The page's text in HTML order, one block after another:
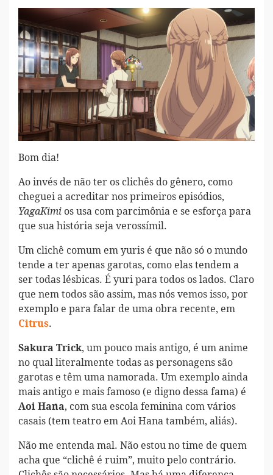
Bom dia!
Ao invés de não ter os clichês do gênero, como
cheguei a acreditar nos primeiros episódios,
YagaKimi os usa com parcimônia e se esforça para
que sua história seja verossímil.
Um clichê comum em yuris é que não só o mundo
tende a ter apenas garotas, como elas tendem a
ser todas lésbicas. É yuri para todos os lados. Claro
que nem todos são assim, mas nós vemos isso, por
exemplo e para falar de uma obra recente, em
Citrus.
Sakura Trick, um pouco mais antigo, é um anime
no qual literalmente todas as personagens são
garotas e têm uma namorada. Um exemplo ainda
mais antigo e mais famoso (e digno dessa fama) é
Aoi Hana, com sua escola feminina com vários
casais (tem teatro em Aoi Hana também, aliás).
Não me entenda mal. Não estou no time de quem
acha que “clichê é ruim”, muito pelo contrário.